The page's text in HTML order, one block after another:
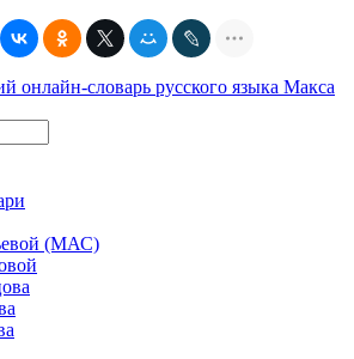
онлайн-словарь русского языка Макса
(МАС)